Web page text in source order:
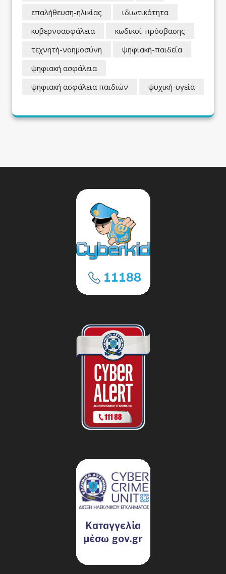
επαλήθευση-ηλικίας
ιδιωτικότητα
κυβερνοασφάλεια
κωδικοί-πρόσβασης
τεχνητή-νοημοσύνη
ψηφιακή-παιδεία
ψηφιακή ασφάλεια
ψηφιακή ασφάλεια παιδιών
ψυχική-υγεία